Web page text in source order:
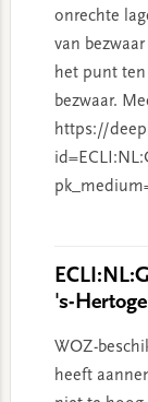
onrechte
van
het punt
bezwaar.
https://
's-
WOZ-
heeft